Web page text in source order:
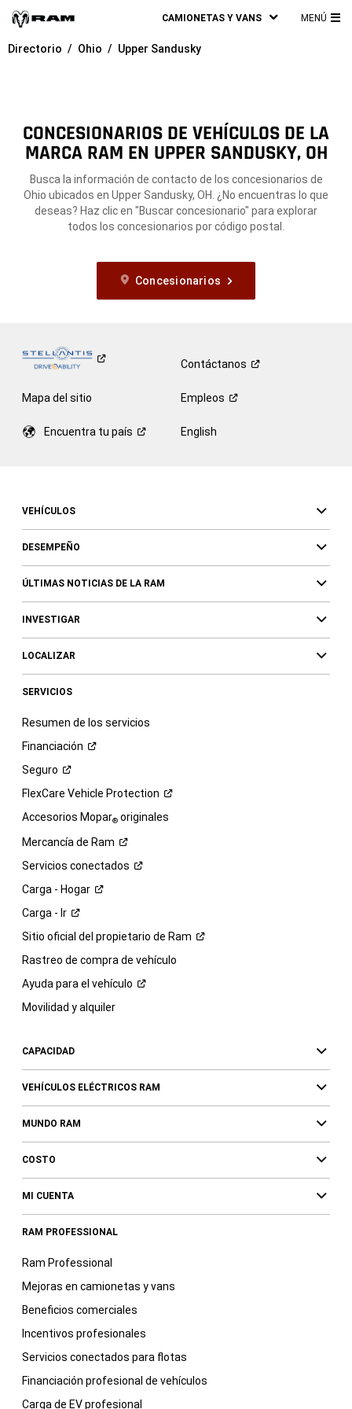
CAMIONETAS Y VANS MENÚ
Directorio Ohio Upper Sandusky
CONCESIONARIOS DE VEHÍCULOS DE LA
MARCA RAM EN UPPER SANDUSKY, OH
Busca la información de contacto de los concesionarios de
Ohio ubicados en Upper Sandusky, OH. ¿No encuentras lo que
deseas? Haz clic en "Buscar concesionario" para explorar
todos los concesionarios por código postal.
Concesionarios
Contáctanos
Mapa del sitio Empleos
Encuentra tu país English
VEHÍCULOS
DESEMPEÑO
ÚLTIMAS NOTICIAS DE LA RAM
INVESTIGAR
LOCALIZAR
SERVICIOS
Resumen de los servicios
Financiación
Seguro
FlexCare Vehicle Protection
Accesorios Mopar®originales
Mercancía de Ram
Servicios conectados
Carga - Hogar
Carga - Ir
Sitio oficial del propietario de Ram
Rastreo de compra de vehículo
Ayuda para el vehículo
Movilidad y alquiler
CAPACIDAD
VEHÍCULOS ELÉCTRICOS RAM
MUNDO RAM
COSTO
MI CUENTA
RAM PROFESSIONAL
Ram Professional
Mejoras en camionetas y vans
Beneficios comerciales
Incentivos profesionales
Servicios conectados para flotas
Financiación profesional de vehículos
Carga de EV profesional